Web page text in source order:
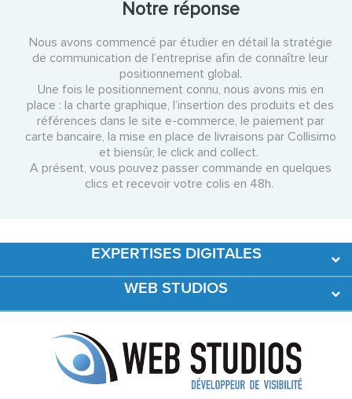
Notre réponse
Nous avons commencé par étudier en détail la stratégie
de communication de l’entreprise afin de connaître leur
positionnement global.
Une fois le positionnement connu, nous avons mis en
place : la charte graphique, l’insertion des produits et des
références dans le site e-commerce, le paiement par
carte bancaire, la mise en place de livraisons par Collisimo
et biensûr, le click and collect.
A présent, vous pouvez passer commande en quelques
clics et recevoir votre colis en 48h.
EXPERTISES DIGITALES
Développement Web
Acquisition et Fidélisation
Accompagnement
WEB STUDIOS
Références